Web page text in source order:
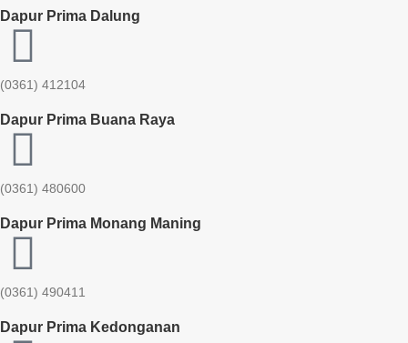
Dapur Prima Dalung
(0361) 412104
Dapur Prima Buana Raya
(0361) 480600
Dapur Prima Monang Maning
(0361) 490411​
Dapur Prima Kedonganan